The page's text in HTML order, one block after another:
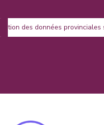
des données